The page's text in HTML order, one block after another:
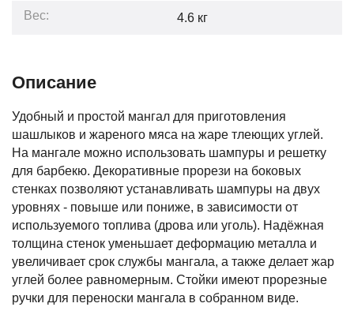
Вес: 4.6 кг
Описание
Удобный и простой мангал для приготовления
шашлыков и жареного мяса на жаре тлеющих углей.
На мангале можно использовать шампуры и решетку
для барбекю. Декоративные прорези на боковых
стенках позволяют устанавливать шампуры на двух
уровнях - повыше или пониже, в зависимости от
используемого топлива (дрова или уголь). Надёжная
толщина стенок уменьшает деформацию металла и
увеличивает срок службы мангала, а также делает жар
углей более равномерным. Стойки имеют прорезные
ручки для переноски мангала в собранном виде.